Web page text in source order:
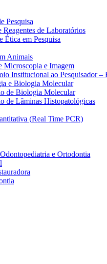
Pesquisa
de Laboratórios
Ética em Pesquisa
Animais
Microscopia e Imagem
Institucional ao Pesquisador –
e Biologia Molecular
de Biologia Molecular
de Lâminas Histopatológicas
(Real Time PCR)
e Ortodontia